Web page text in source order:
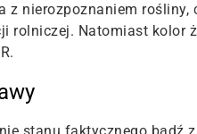
z nierozpoznaniem
rolniczej. Natomiast kolor